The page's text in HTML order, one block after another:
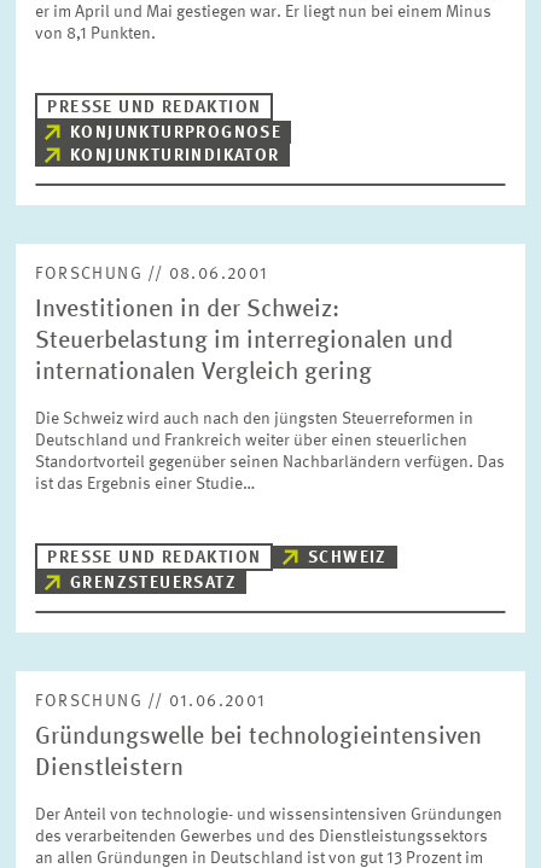
er im April und Mai gestiegen war. Er liegt nun bei einem Minus
von 8,1 Punkten.
PRESSE UND REDAKTION
KONJUNKTURPROGNOSE
KONJUNKTURINDIKATOR
FORSCHUNG // 08.06.2001
Investitionen in der Schweiz:
Steuerbelastung im interregionalen und
internationalen Vergleich gering
Die Schweiz wird auch nach den jüngsten Steuerreformen in
Deutschland und Frankreich weiter über einen steuerlichen
Standortvorteil gegenüber seinen Nachbarländern verfügen. Das
ist das Ergebnis einer Studie…
PRESSE UND REDAKTION
SCHWEIZ
GRENZSTEUERSATZ
FORSCHUNG // 01.06.2001
Gründungswelle bei technologieintensiven
Dienstleistern
Der Anteil von technologie- und wissensintensiven Gründungen
des verarbeitenden Gewerbes und des Dienstleistungssektors
an allen Gründungen in Deutschland ist von gut 13 Prozent im